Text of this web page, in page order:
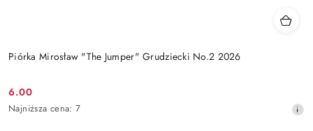
Piórka Mirosław "The Jumper" Grudziecki No.2 2026
Cena
promocyjna:
6.00
Najniższa
Najniższa cena: 7